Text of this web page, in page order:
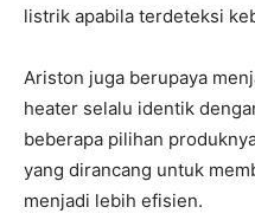
listrik apabila terdeteksi
Ariston juga berupaya
heater selalu identik
beberapa pilihan
yang dirancang untuk
menjadi lebih efisien.